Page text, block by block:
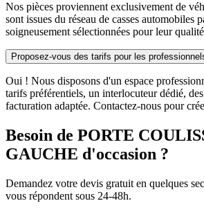
Nos pièces proviennent exclusivement de
sont issues du réseau de casses automobiles
soigneusement sélectionnées pour leur
Proposez-vous des tarifs pour les
Oui ! Nous disposons d'un espace
tarifs préférentiels, un interlocuteur dédié,
facturation adaptée. Contactez-nous pour
Besoin de PORTE
GAUCHE d'occasion ?
Demandez votre devis gratuit en quelques
vous répondent sous 24-48h.